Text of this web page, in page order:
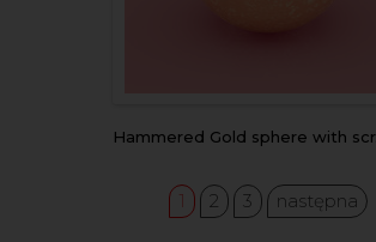
Hammered Gold sphere with scratches and imperfections. Realistic 3D rendering.
1 2 3 następna